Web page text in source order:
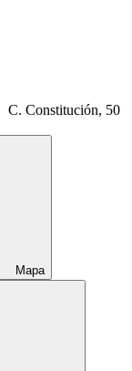
C. Constitución, 50
Mapa